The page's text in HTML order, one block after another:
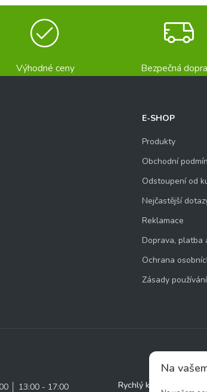
Na
Výhodné ceny Bezpečná
E-SHOP
Produkty
Obchodní
Odstoupení od
Nejčastější
Reklamace
Doprava, platba
Ochrana
Zásady
│ 13:00 - 17:00
Rychlý kontakt: